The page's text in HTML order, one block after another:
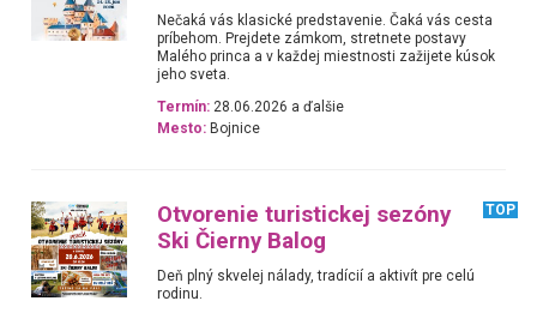
Nečaká vás klasické predstavenie. Čaká vás cesta
príbehom. Prejdete zámkom, stretnete postavy
Malého princa a v každej miestnosti zažijete kúsok
jeho sveta.
Termín: 28.06.2026 a ďalšie
Mesto: Bojnice
Otvorenie turistickej sezóny
Ski Čierny Balog
TOP
Deň plný skvelej nálady, tradícií a aktivít pre celú
rodinu.